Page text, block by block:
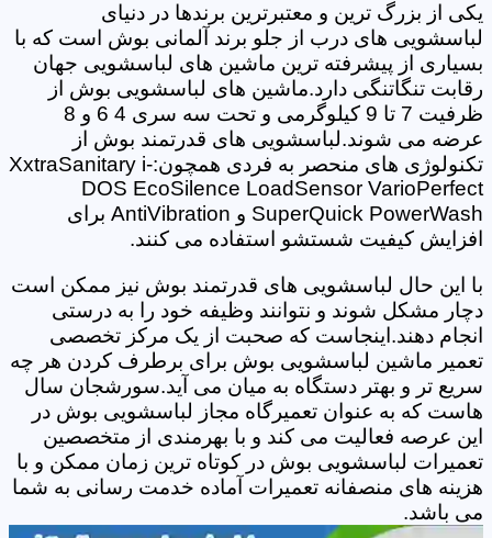
یکی از بزرگ ترین و معتبرترین برندها در دنیای
لباسشویی های درب از جلو برند آلمانی بوش است که با
بسیاری از پیشرفته ترین ماشین های لباسشویی جهان
رقابت تنگاتنگی دارد.ماشین های لباسشویی بوش از
ظرفیت 7 تا 9 کیلوگرمی و تحت سه سری 4 6 و 8
عرضه می شوند.لباسشویی های قدرتمند بوش از
تکنولوژی های منحصر به فردی همچون:XxtraSanitary i-
DOS EcoSilence LoadSensor VarioPerfect
SuperQuick PowerWash و AntiVibration برای
افزایش کیفیت شستشو استفاده می کنند.
با این حال لباسشویی های قدرتمند بوش نیز ممکن است
دچار مشکل شوند و نتوانند وظیفه خود را به درستی
انجام دهند.اینجاست که صحبت از یک مرکز تخصصی
تعمیر ماشین لباسشویی بوش برای برطرف کردن هر چه
سریع تر و بهتر دستگاه به میان می آید.سورشجان سال
هاست که به عنوان تعمیرگاه مجاز لباسشویی بوش در
این عرصه فعالیت می کند و با بهرمندی از متخصصین
تعمیرات لباسشویی بوش در کوتاه ترین زمان ممکن و با
هزینه های منصفانه تعمیرات آماده خدمت رسانی به شما
می باشد.